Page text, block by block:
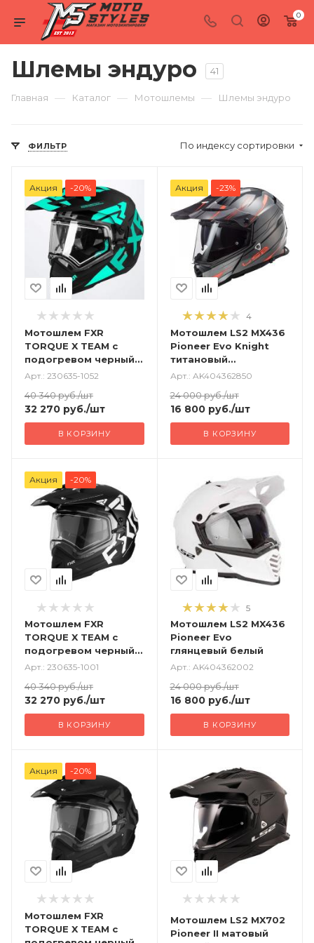
0
Шлемы эндуро 41
Главная — Каталог — Мотошлемы — Шлемы эндуро
ФИЛЬТР По индексу сортировки
Акция -20%
Мотошлем FXR
TORQUE X TEAM с
подогревом черный
ментоловый
Арт.: 230635-1052
40 340руб./шт
32 270 руб./шт
В КОРЗИНУ
Акция -23%
4
Мотошлем LS2 MX436
Pioneer Evo Knight
титановый
оранжевый
Арт.: AK404362850
24 000руб./шт
16 800руб./шт
В КОРЗИНУ
Акция -20%
Мотошлем FXR
TORQUE X TEAM с
подогревом черный
белый
Арт.: 230635-1001
40 340руб./шт
32 270 руб./шт
В КОРЗИНУ
5
Мотошлем LS2 MX436
Pioneer Evo
глянцевый белый
Арт.: AK404362002
24 000руб./шт
16 800руб./шт
В КОРЗИНУ
Акция -20%
Мотошлем FXR
TORQUE X TEAM с
Мотошлем LS2 MX702
Pioneer II матовый